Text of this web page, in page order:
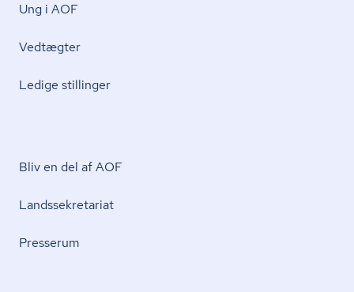
Ung i AOF
Vedtægter
Ledige stillinger
Bliv en del af AOF
Lands­se­kre­ta­ri­at
Presserum